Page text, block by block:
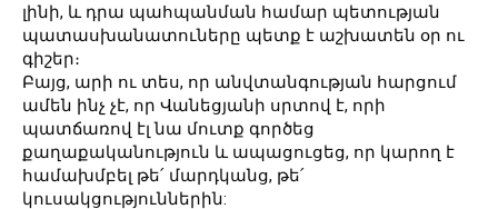
լինի, և դրա պահպանման համար պետության
պատասխանատուները պետք է աշխատեն օր ու
գիշեր։
Բայց, արի ու տես, որ անվտանգության հարցում
ամեն ինչ չէ, որ Վանեցյանի սրտով է, որի
պատճառով էլ նա մուտք գործեց
քաղաքականություն և ապացուցեց, որ կարող է
համախմբել թե՛ մարդկանց, թե՛
կուսակցություններին: